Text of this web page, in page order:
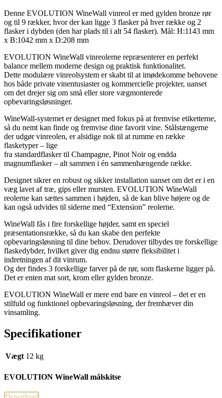
Denne EVOLUTION WineWall vinreol er med gylden bronze rør
og til 9 rækker, hvor der kan ligge 3 flasker på hver række og 2
flasker i dybden (den har plads til i alt 54 flasker). Mål: H:1143 mm
x B:1042 mm x D:208 mm
EVOLUTION WineWall vinreolerne repræsenterer en perfekt
balance mellem moderne design og praktisk funktionalitet.
Dette modulære vinreolsystem er skabt til at imødekomme behovene
hos både private vinentusiaster og kommercielle projekter, uanset
om det drejer sig om små eller store vægmonterede
opbevaringsløsninger.
WineWall-systemet er designet med fokus på at fremvise etiketterne,
så du nemt kan finde og fremvise dine favorit vine. Stålstængerne
der udgør vinreolen, er alsidige nok til at rumme en række
flasketyper – lige
fra standardflasker til Champagne, Pinot Noir og endda
magnumflasker – alt sammen i én sammenhængende række.
Designet sikrer en robust og sikker installation uanset om det er i en
væg lavet af træ, gips eller mursten. EVOLUTION WineWall
reolerne kan sættes sammen i højden, så de kan blive højere og de
kan også udvides til siderne med “Extension” reolerne.
WineWall fås i fire forskellige højder, samt en speciel
præsentationsrække, så du kan skabe den perfekte
opbevaringsløsning til dine behov. Derudover tilbydes tre forskellige
flaskedybder, hvilket giver dig endnu større fleksibilitet i
indretningen af dit vinrum.
Og der findes 3 forskellige farver på de rør, som flaskerne ligger på.
Det er enten mat sort, krom eller gylden bronze.
EVOLUTION WineWall er mere end bare en vinreol – det er en
stilfuld og funktionel opbevaringsløsning, der fremhæver din
vinsamling.
Specifikationer
Vægt 12 kg
EVOLUTION WineWall målskitse